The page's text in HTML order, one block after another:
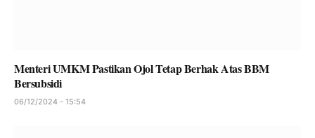
Menteri UMKM Pastikan Ojol Tetap Berhak Atas BBM
Bersubsidi
06/12/2024 - 15:54